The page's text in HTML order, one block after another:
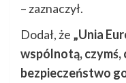
– zaznaczył.
Dodał, że „Unia
wspólnotą, czymś,
bezpieczeństwo